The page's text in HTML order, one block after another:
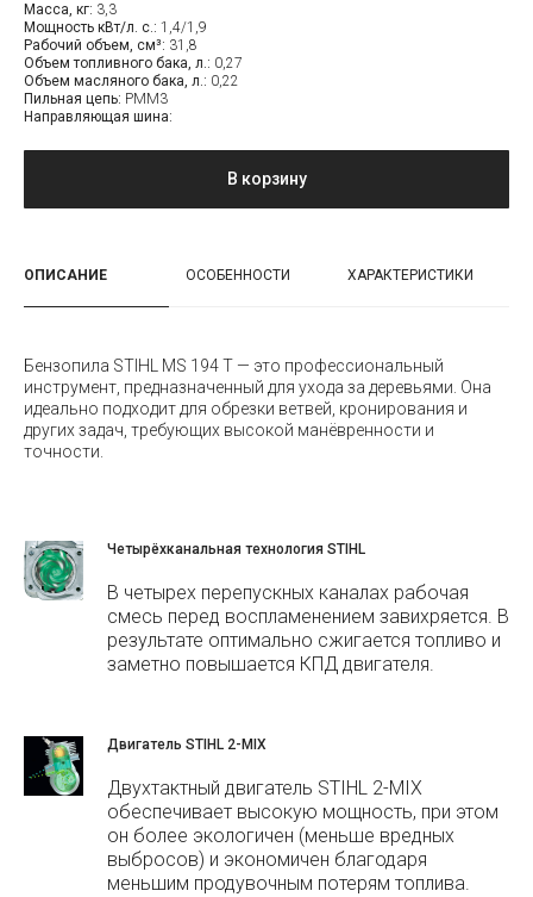
Масса, кг: 3,3
Мощность кВт/л. с.: 1,4/1,9
Рабочий объем, см³: 31,8
Объем топливного бака, л.: 0,27
Объем масляного бака, л.: 0,22
Пильная цепь: PMM3
Направляющая шина:
В корзину
ОПИСАНИЕ ОСОБЕННОСТИ ХАРАКТЕРИСТИКИ
Бензопила STIHL MS 194 T — это профессиональный
инструмент, предназначенный для ухода за деревьями. Она
идеально подходит для обрезки ветвей, кронирования и
других задач, требующих высокой манёвренности и
точности.
Четырёхканальная технология STIHL
В четырех перепускных каналах рабочая
смесь перед воспламенением завихряется. В
результате оптимально сжигается топливо и
заметно повышается КПД двигателя.
Двигатель STIHL 2-MIX
Двухтактный двигатель STIHL 2-MIX
обеспечивает высокую мощность, при этом
он более экологичен (меньше вредных
выбросов) и экономичен благодаря
меньшим продувочным потерям топлива.